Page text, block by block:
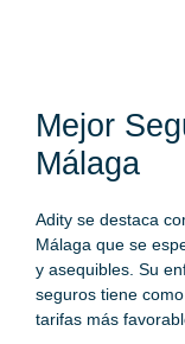
Mejor
Málaga
Adity se destaca
Málaga que se
y asequibles. Su
seguros tiene
tarifas más